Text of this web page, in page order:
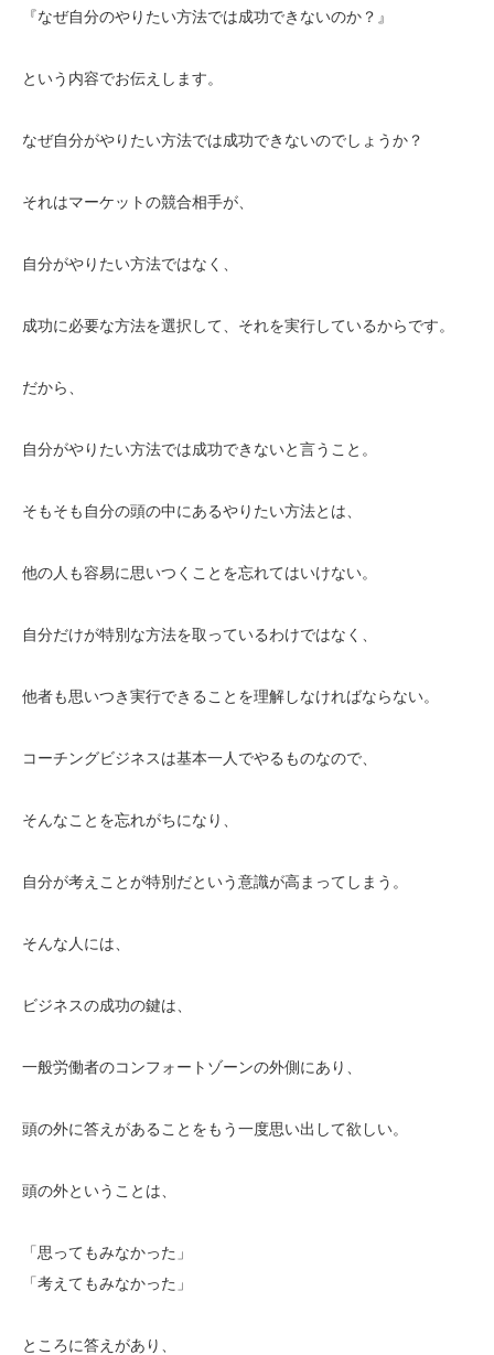
『なぜ自分のやりたい方法では成功できないのか？』
という内容でお伝えします。
なぜ自分がやりたい方法では成功できないのでしょうか？
それはマーケットの競合相手が、
自分がやりたい方法ではなく、
成功に必要な方法を選択して、それを実行しているからです。
だから、
自分がやりたい方法では成功できないと言うこと。
そもそも自分の頭の中にあるやりたい方法とは、
他の人も容易に思いつくことを忘れてはいけない。
自分だけが特別な方法を取っているわけではなく、
他者も思いつき実行できることを理解しなければならない。
コーチングビジネスは基本一人でやるものなので、
そんなことを忘れがちになり、
自分が考えことが特別だという意識が高まってしまう。
そんな人には、
ビジネスの成功の鍵は、
一般労働者のコンフォートゾーンの外側にあり、
頭の外に答えがあることをもう一度思い出して欲しい。
頭の外ということは、
「思ってもみなかった」
「考えてもみなかった」
ところに答えがあり、